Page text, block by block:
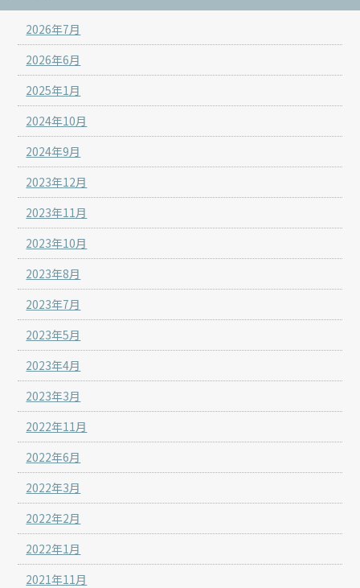
2026年7月
2026年6月
2025年1月
2024年10月
2024年9月
2023年12月
2023年11月
2023年10月
2023年8月
2023年7月
2023年5月
2023年4月
2023年3月
2022年11月
2022年6月
2022年3月
2022年2月
2022年1月
2021年11月